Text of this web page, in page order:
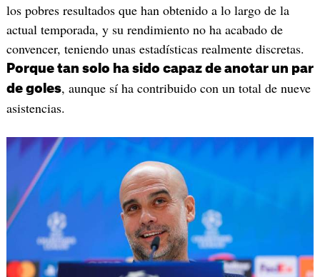
los pobres resultados que han obtenido a lo largo de la
actual temporada, y su rendimiento no ha acabado de
convencer, teniendo unas estadísticas realmente discretas.
Porque tan solo ha sido capaz de anotar un par
de goles, aunque sí ha contribuido con un total de nueve
asistencias.